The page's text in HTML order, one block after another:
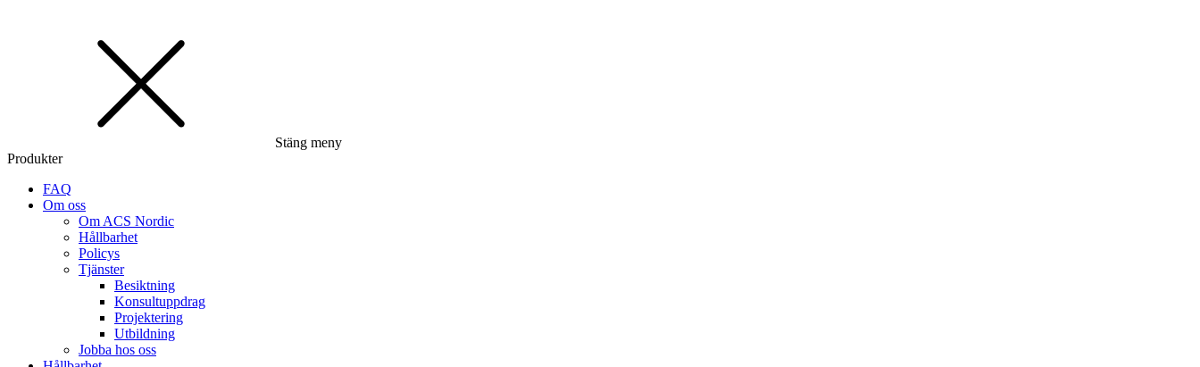
Stäng meny
Produkter
FAQ
Om oss
Om ACS Nordic
Hållbarhet
Policys
Tjänster
Besiktning
Konsultuppdrag
Projektering
Utbildning
Jobba hos oss